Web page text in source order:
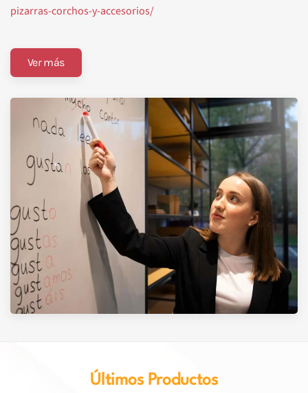
pizarras-corchos-y-accesorios/
Ver más
Últimos Productos